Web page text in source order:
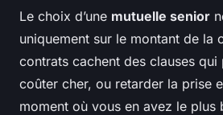
Le choix d’une mutuelle senior
uniquement sur le montant de la
contrats cachent des clauses qui
coûter cher, ou retarder la prise
moment où vous en avez le plus